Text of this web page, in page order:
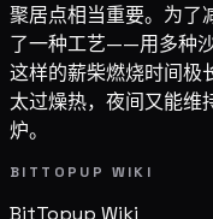
聚居点相当重要。为了
了一种工艺——用多种
这样的薪柴燃烧时间极
太过燥热，夜间又能维
炉。
BITTOPUP WIKI
BitTopup Wiki